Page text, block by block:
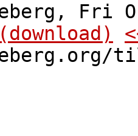
Fri
(download)